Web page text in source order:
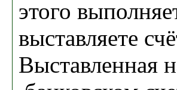
этого
выставляете
Выставленная